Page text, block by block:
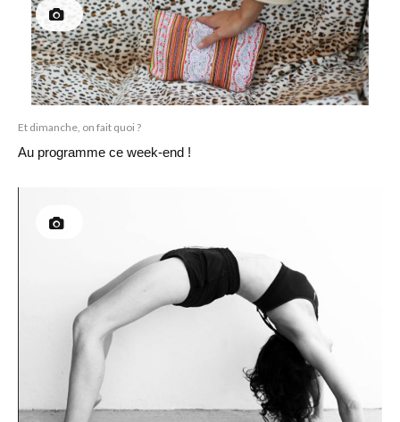
Et dimanche, on fait quoi ?
Au programme ce week-end !